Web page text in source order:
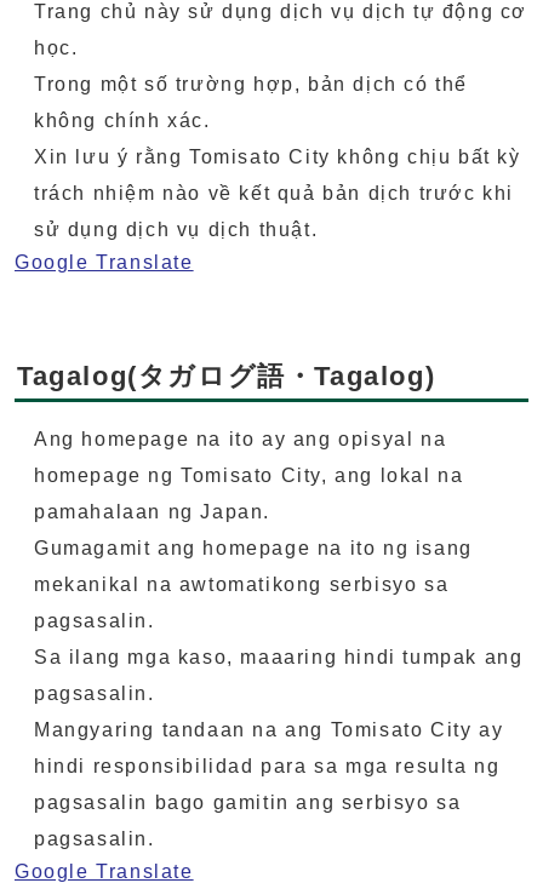
Trang chủ này sử dụng dịch vụ dịch tự động cơ
học.
Trong một số trường hợp, bản dịch có thể
không chính xác.
Xin lưu ý rằng Tomisato City không chịu bất kỳ
trách nhiệm nào về kết quả bản dịch trước khi
sử dụng dịch vụ dịch thuật.
Google Translate
Tagalog(タガログ語・Tagalog)
Ang homepage na ito ay ang opisyal na
homepage ng Tomisato City, ang lokal na
pamahalaan ng Japan.
Gumagamit ang homepage na ito ng isang
mekanikal na awtomatikong serbisyo sa
pagsasalin.
Sa ilang mga kaso, maaaring hindi tumpak ang
pagsasalin.
Mangyaring tandaan na ang Tomisato City ay
hindi responsibilidad para sa mga resulta ng
pagsasalin bago gamitin ang serbisyo sa
pagsasalin.
Google Translate